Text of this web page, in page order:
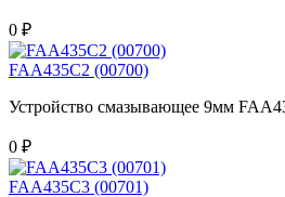
0 ₽
FAA435C2 (00700)
Устройство смазывающее 9мм
0 ₽
FAA435C3 (00701)